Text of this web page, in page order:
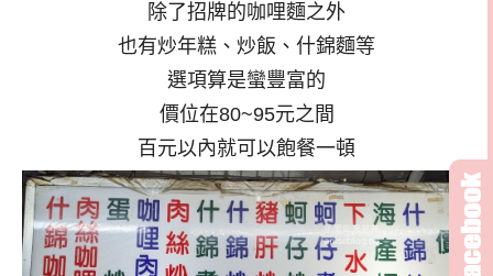
除了招牌的咖哩麵之外
也有炒年糕、炒飯、什錦麵等
選項算是蠻豐富的
價位在80~95元之間
百元以內就可以飽餐一頓